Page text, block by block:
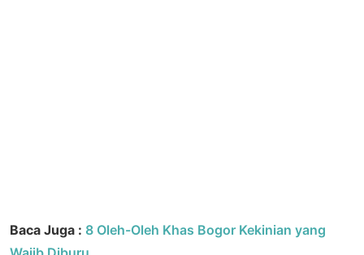
Baca Juga : 8 Oleh-Oleh Khas Bogor Kekinian yang